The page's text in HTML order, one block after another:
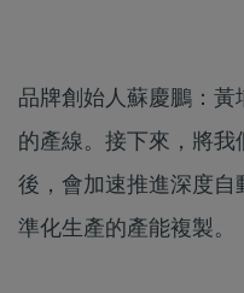
品牌創始人蘇慶鵬：
的產線。接下來，將我
後，會加速推進深度
準化生產的產能複製。